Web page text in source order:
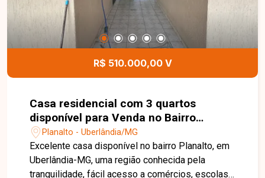
R$ 510.000,00 V
Casa residencial com 3 quartos
disponível para Venda no Bairro
Planalto em Uberlândia - MG.
Planalto - Uberlândia/MG
Excelente casa disponível no bairro Planalto, em
Uberlândia-MG, uma região conhecida pela
tranquilidade, fácil acesso a comércios, escolas,